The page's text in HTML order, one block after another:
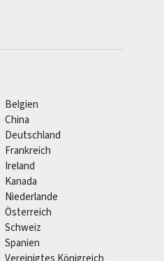
Belgien
China
Deutschland
Frankreich
Ireland
Kanada
Niederlande
Österreich
Schweiz
Spanien